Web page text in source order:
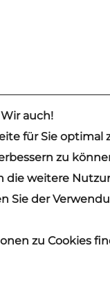
der Sprachformen
gelten
auch!
für Sie optimal
zu
die weitere
Sie der
zu Cookies